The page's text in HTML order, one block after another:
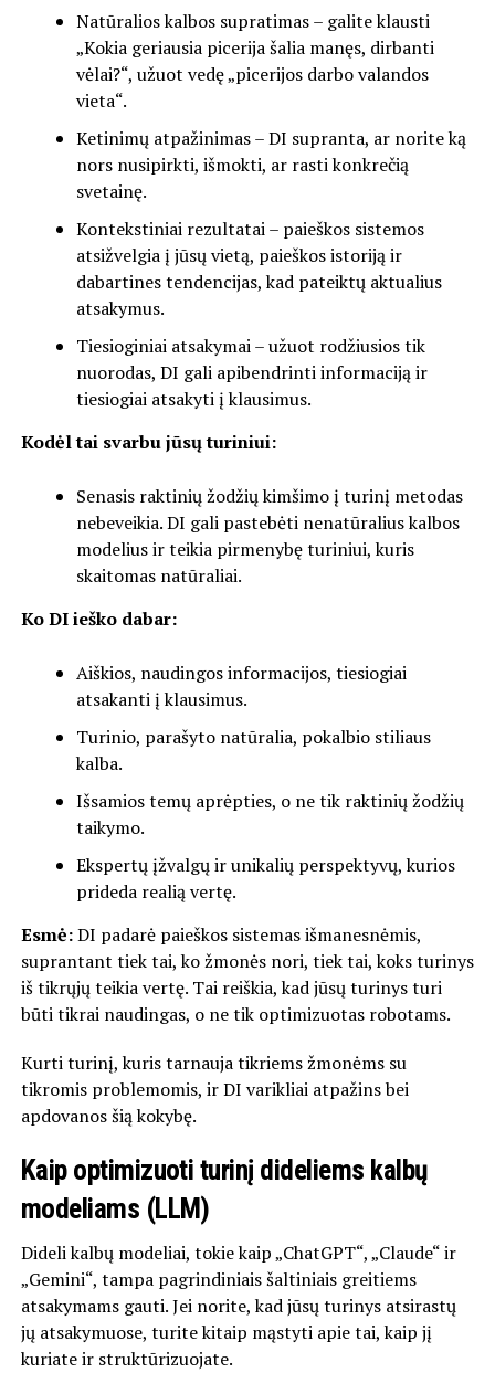
Natūralios kalbos supratimas – galite klausti
„Kokia geriausia picerija šalia manęs, dirbanti
vėlai?“, užuot vedę „picerijos darbo valandos
vieta“.
Ketinimų atpažinimas – DI supranta, ar norite ką
nors nusipirkti, išmokti, ar rasti konkrečią
svetainę.
Kontekstiniai rezultatai – paieškos sistemos
atsižvelgia į jūsų vietą, paieškos istoriją ir
dabartines tendencijas, kad pateiktų aktualius
atsakymus.
Tiesioginiai atsakymai – užuot rodžiusios tik
nuorodas, DI gali apibendrinti informaciją ir
tiesiogiai atsakyti į klausimus.
Kodėl tai svarbu jūsų turiniui:
Senasis raktinių žodžių kimšimo į turinį metodas
nebeveikia. DI gali pastebėti nenatūralius kalbos
modelius ir teikia pirmenybę turiniui, kuris
skaitomas natūraliai.
Ko DI ieško dabar:
Aiškios, naudingos informacijos, tiesiogiai
atsakanti į klausimus.
Turinio, parašyto natūralia, pokalbio stiliaus
kalba.
Išsamios temų aprėpties, o ne tik raktinių žodžių
taikymo.
Ekspertų įžvalgų ir unikalių perspektyvų, kurios
prideda realią vertę.
Esmė:DI padarė paieškos sistemas išmanesnėmis,
suprantant tiek tai, ko žmonės nori, tiek tai, koks turinys
iš tikrųjų teikia vertę. Tai reiškia, kad jūsų turinys turi
būti tikrai naudingas, o ne tik optimizuotas robotams.
Kurti turinį, kuris tarnauja tikriems žmonėms su
tikromis problemomis, ir DI varikliai atpažins bei
apdovanos šią kokybę.
Kaip optimizuoti turinį dideliems kalbų
modeliams (LLM)
Dideli kalbų modeliai, tokie kaip „ChatGPT“, „Claude“ ir
„Gemini“, tampa pagrindiniais šaltiniais greitiems
atsakymams gauti. Jei norite, kad jūsų turinys atsirastų
jų atsakymuose, turite kitaip mąstyti apie tai, kaip jį
kuriate ir struktūrizuojate.